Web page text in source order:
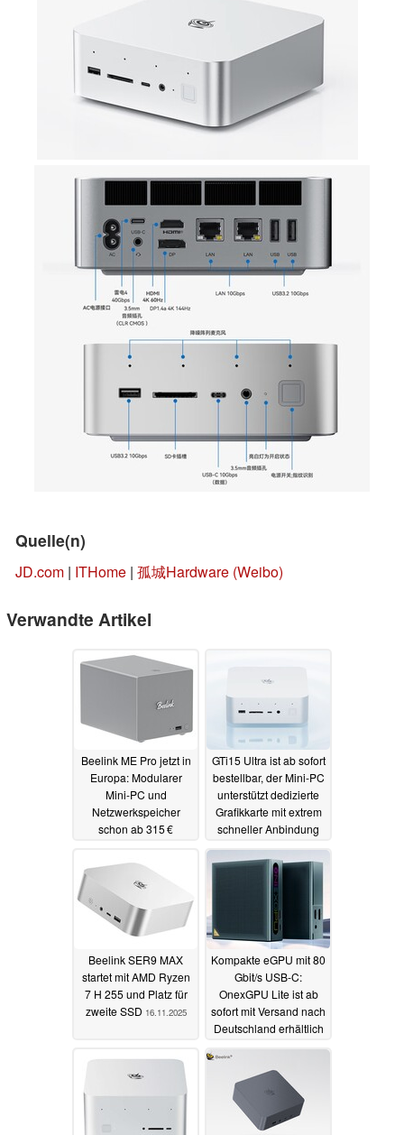
Quelle(n)
JD.com | ITHome | 孤城Hardware (Weibo)
Verwandte Artikel
Beelink ME Pro jetzt in
Europa: Modularer
Mini-PC und
Netzwerkspeicher
schon ab 315 €
GTi15 Ultra ist ab sofort
bestellbar, der Mini-PC
unterstützt dedizierte
Grafikkarte mit extrem
schneller Anbindung
30.11.2025
Beelink SER9 MAX
startet mit AMD Ryzen
7 H 255 und Platz für
zweite SSD 16.11.2025
Kompakte eGPU mit 80
Gbit/s USB-C:
OnexGPU Lite ist ab
sofort mit Versand nach
Deutschland erhältlich
17.09.2025